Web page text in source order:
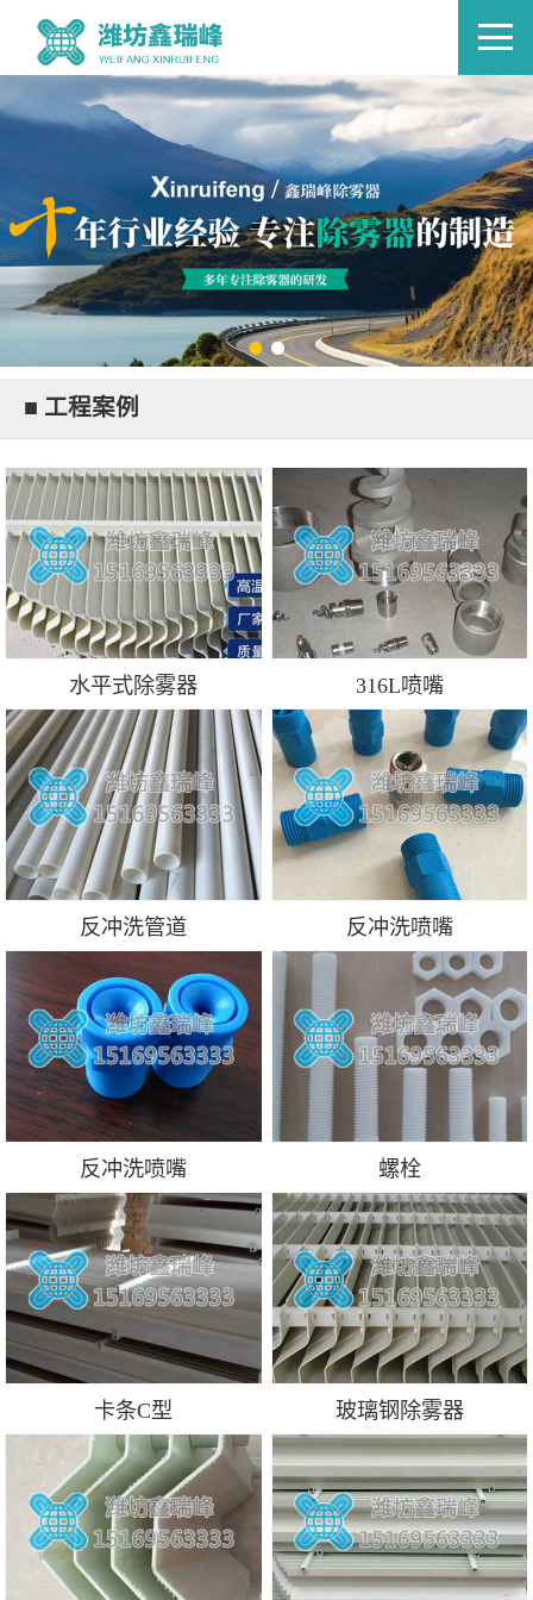
■ 工程案例
水平式除雾器 316L喷嘴
反冲洗管道 反冲洗喷嘴
反冲洗喷嘴 螺栓
卡条C型 玻璃钢除雾器